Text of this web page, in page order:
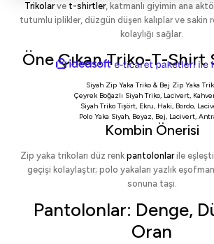
Trikolarve t-shirtler, katmanlı giyimin ana
tutumlu iplikler, düzgün düşen kalıplar ve sakin
kolaylığı sağlar.
Öne Çıkan Triko-T-Shirt
Siyah Zip Yaka Triko & Bej Zip Yaka
Çeyrek Boğazlı Siyah Triko, Lacivert,
Siyah Triko Tişört, Ekru, Haki, Bordo,
Polo Yaka Siyah, Beyaz, Bej, Lacivert,
Kombin Önerisi
Zip yaka trikoları düz renk pantolonlarile
geçişi kolaylaştır; polo yakaları yazlık
sonuna taşı.
Pantolonlar: Denge,
Oran
ideasoft
e-